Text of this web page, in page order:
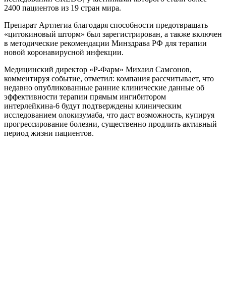
2400 пациентов из 19 стран мира.
Препарат Артлегиа благодаря способности предотвращать
«цитокиновый шторм» был зарегистрирован, а также включен
в методические рекомендации Минздрава РФ для терапии
новой коронавирусной инфекции.
Медицинский директор «Р-Фарм» Михаил Самсонов,
комментируя событие, отметил: компания рассчитывает, что
недавно опубликованные ранние клинические данные об
эффективности терапии прямым ингибитором
интерлейкина-6 будут подтверждены клиническим
исследованием олокизумаба, что даст возможность, купируя
прогрессирование болезни, существенно продлить активный
период жизни пациентов.